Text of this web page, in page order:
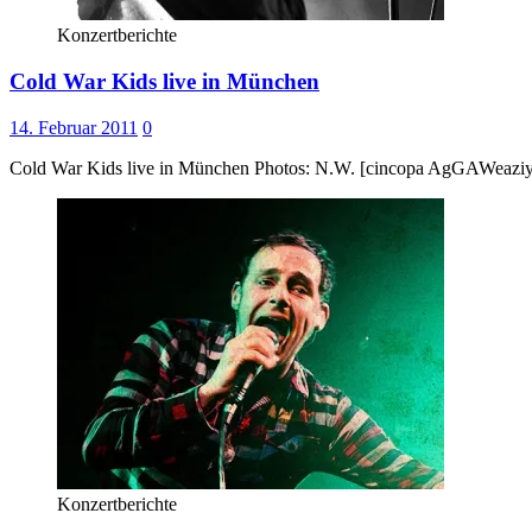
Konzertberichte
Cold War Kids live in München
14. Februar 2011 0
Cold War Kids live in München Photos: N.W. [cincopa
Konzertberichte